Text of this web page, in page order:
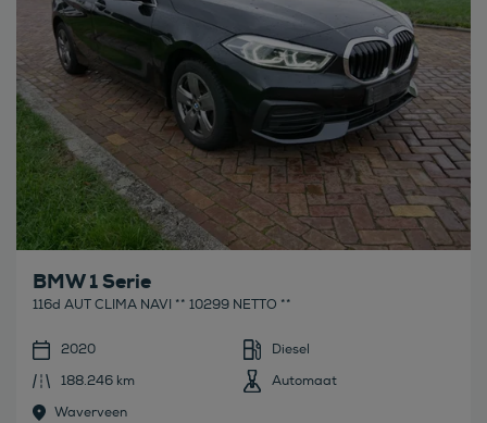
BMW 1 Serie
116d AUT CLIMA NAVI ** 10299 NETTO **
2020
Diesel
188.246 km
Automaat
Waverveen